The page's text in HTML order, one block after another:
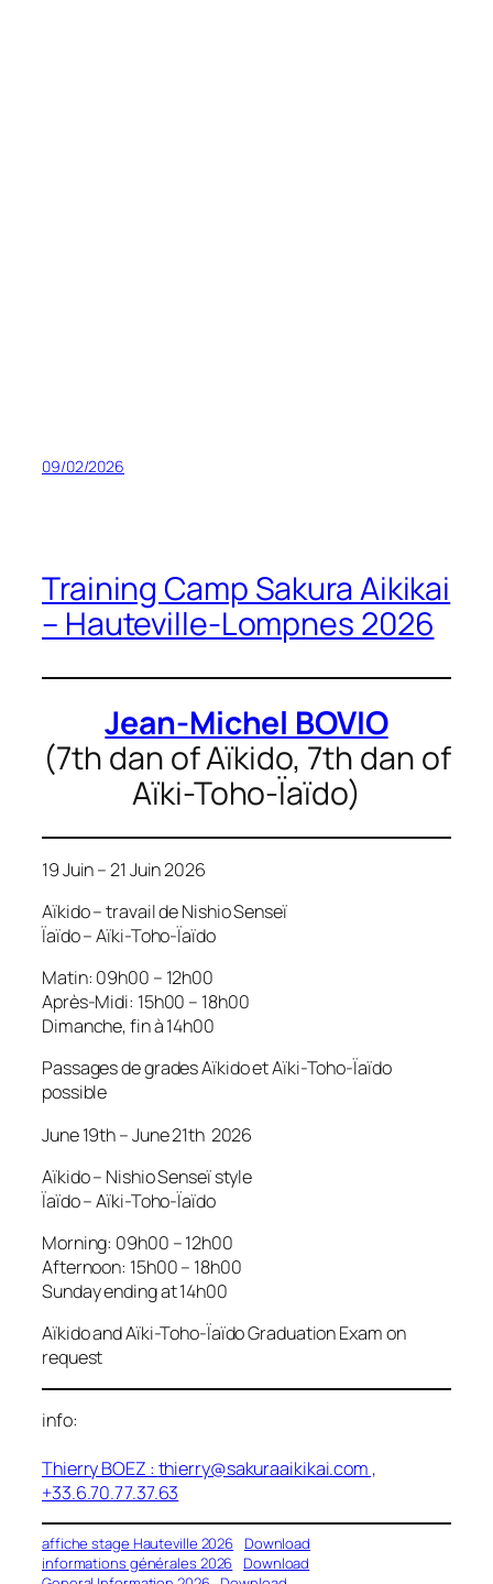
09/02/2026
Training Camp Sakura Aikikai
– Hauteville-Lompnes 2026
Jean-Michel BOVIO
(7th dan of Aïkido, 7th dan of
Aïki-Toho-Ïaïdo)
19 Juin – 21 Juin 2026
Aïkido – travail de Nishio Senseï
Ïaïdo – Aïki-Toho-Ïaïdo
Matin: 09h00 – 12h00
Après-Midi: 15h00 – 18h00
Dimanche, fin à 14h00
Passages de grades Aïkido et Aïki-Toho-Ïaïdo
possible
June 19th – June 21th 2026
Aïkido – Nishio Senseï style
Ïaïdo – Aïki-Toho-Ïaïdo
Morning: 09h00 – 12h00
Afternoon: 15h00 – 18h00
Sunday ending at 14h00
Aïkido and Aïki-Toho-Ïaïdo Graduation Exam on
request
info:
Thierry BOEZ : thierry@sakuraaikikai.com ,
+33.6.70.77.37.63
affiche stage Hauteville 2026 Download
informations générales 2026 Download